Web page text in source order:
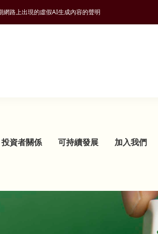
網路上出現的虛假AI生成內容的聲明
投資者關係 可持續發展 加入我們